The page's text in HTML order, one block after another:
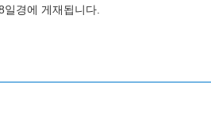
경에 게재됩니다.